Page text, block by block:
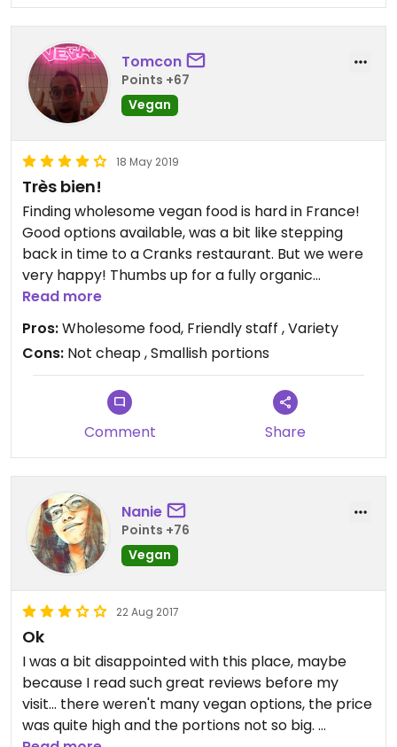
Tomcon
Points +67
Vegan
18 May 2019
Très bien!
Finding wholesome vegan food is hard in France!
Good options available, was a bit like stepping
back in time to a Cranks restaurant. But we were
very happy! Thumbs up for a fully organic
restaurant with vegan and veggie options, more
juices and teas than you could drink and even a
tasty vegan dessert.
Read more
Pros:Wholesome food, Friendly staff , Variety
Cons: Not cheap , Smallish portions
Comment Share
Nanie
Points +76
Vegan
22 Aug 2017
Ok
I was a bit disappointed with this place, maybe
because I read such great reviews before my
visit... there weren't many vegan options, the price
was quite high and the portions not so big.